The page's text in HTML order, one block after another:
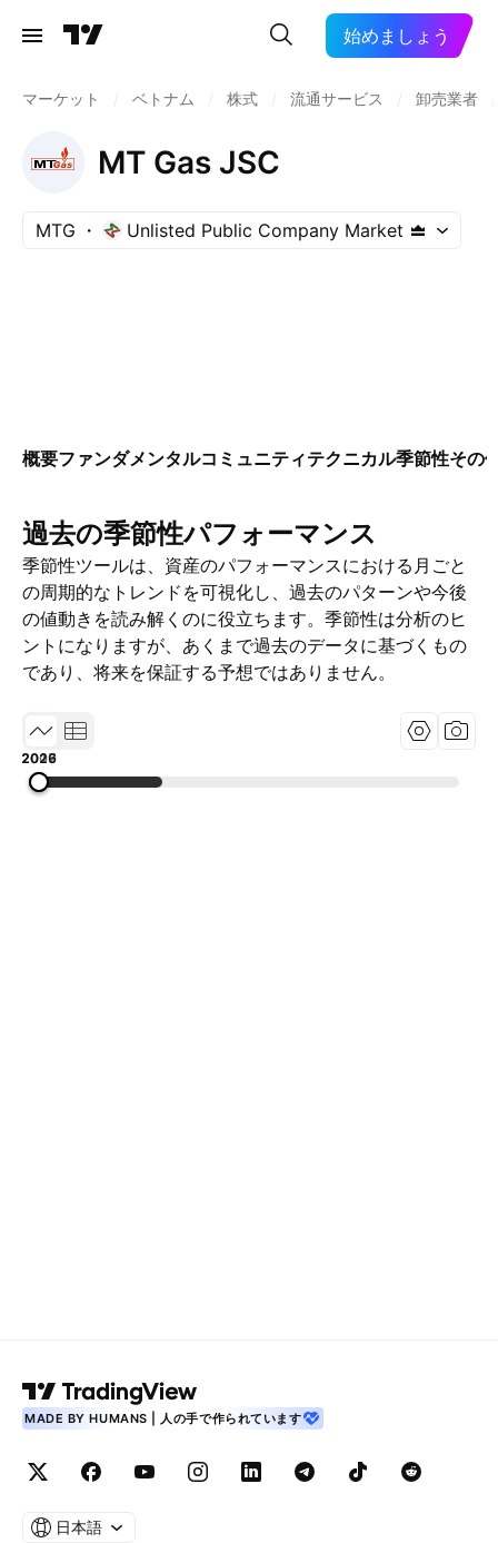
始めましょう
マーケット ベトナム 株式 流通サービス 卸売業者
MT Gas JSC
MTG Unlisted Public Company Market
概要ファンダメンタルコミュニティテクニカル季節性その
過去の季節性パフォーマンス
季節性ツールは、資産のパフォーマンスにおける月ごと
の周期的なトレンドを可視化し、過去のパターンや今後
の値動きを読み解くのに役立ちます。季節性は分析のヒ
ントになりますが、あくまで過去のデータに基づくもの
であり、将来を保証する予想ではありません。
2009
2017
2026
MADE BY HUMANS | 人の手で作られています
日本語